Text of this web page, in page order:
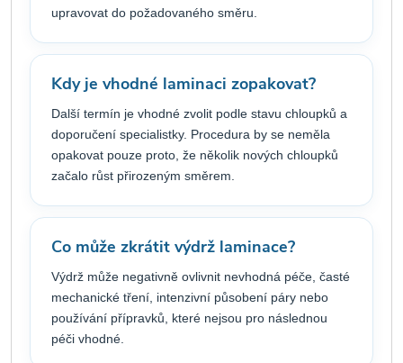
upravovat do požadovaného směru.
Kdy je vhodné laminaci zopakovat?
Další termín je vhodné zvolit podle stavu chloupků a
doporučení specialistky. Procedura by se neměla
opakovat pouze proto, že několik nových chloupků
začalo růst přirozeným směrem.
Co může zkrátit výdrž laminace?
Výdrž může negativně ovlivnit nevhodná péče, časté
mechanické tření, intenzivní působení páry nebo
používání přípravků, které nejsou pro následnou
péči vhodné.